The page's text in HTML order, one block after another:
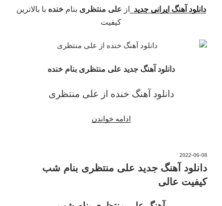
دانلود آهنگ ایرانی جدید از علی منتظری بنامخنده با بالاترین
کیفیت
دانلود آهنگ جدید علی منتظری بنام خنده
دانلود آهنگ خنده از علی منتظری
ادامه خواندن
علی
رادیو
نوشته‌شده
2022-06-08
دانلود آهنگ جدید علی منتظری بنام شب
کیفیت عالی